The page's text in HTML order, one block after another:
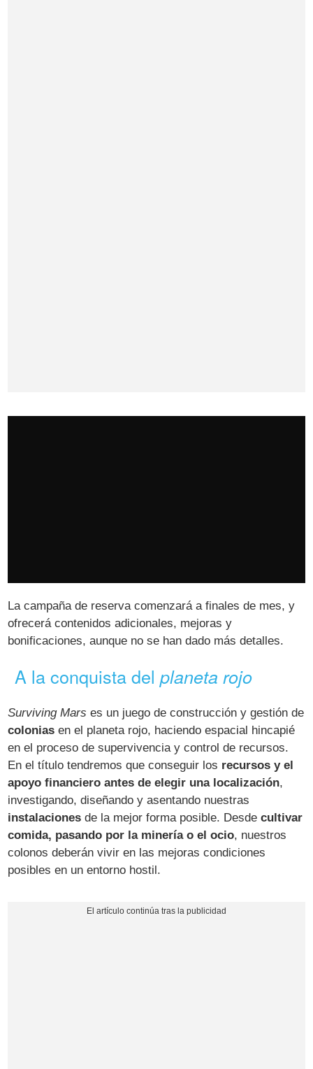
La campaña de reserva comenzará a finales de mes, y
ofrecerá contenidos adicionales, mejoras y
bonificaciones, aunque no se han dado más detalles.
A la conquista delplaneta rojo
Surviving Mars es un juego de construcción y gestión de
colonias en el planeta rojo, haciendo espacial hincapié
en el proceso de supervivencia y control de recursos.
En el título tendremos que conseguir los recursos y el
apoyo financiero antes de elegir una localización,
investigando, diseñando y asentando nuestras
instalaciones de la mejor forma posible. Desdecultivar
comida, pasando por la minería o el ocio, nuestros
colonos deberán vivir en las mejoras condiciones
posibles en un entorno hostil.